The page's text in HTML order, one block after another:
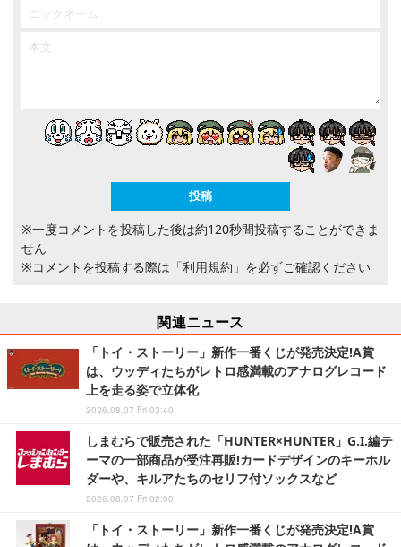
※一度コメントを投稿した後は約120秒間投稿することができま
せん
※コメントを投稿する際は 「利用規約」 を必ずご確認ください
関連ニュース
「トイ・ストーリー」新作一番くじが発売決定!A賞
は、ウッディたちがレトロ感満載のアナログレコード
上を走る姿で立体化
2026.08.07 Fri 03:40
しまむらで販売された「HUNTER×HUNTER」G.I.編テ
ーマの一部商品が受注再販!カードデザインのキーホル
ダーや、キルアたちのセリフ付ソックスなど
2026.08.07 Fri 02:00
「トイ・ストーリー」新作一番くじが発売決定!A賞